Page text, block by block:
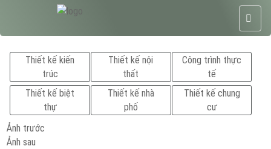
Thiết kế kiến
trúc
Thiết kế nội
thất
Công trình thực
tế
Thiết kế biệt
thự
Thiết kế nhà
phố
Thiết kế chung
cư
Ảnh trước
Ảnh sau